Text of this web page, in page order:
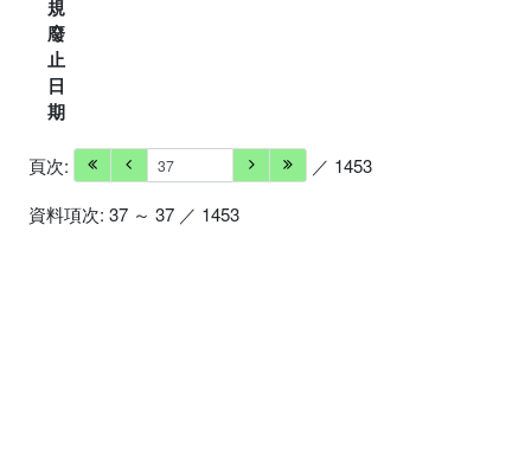
規
廢
止
日
期
頁次:
／ 1453
資料項次: 37 ～ 37 ／ 1453